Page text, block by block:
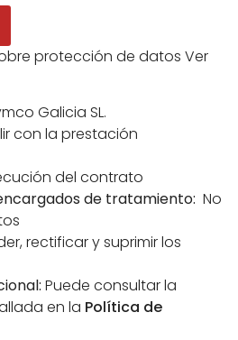
protección de datos Ver
Galicia SL.
con la prestación
del contrato
de tratamiento: No
rectificar y suprimir los
Puede consultar la
en la Política de